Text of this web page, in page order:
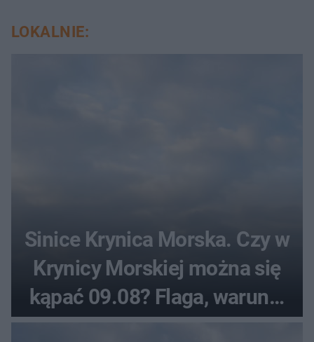
LOKALNIE:
Sinice Krynica Morska. Czy w
Krynicy Morskiej można się
kąpać 09.08? Flaga, warunki